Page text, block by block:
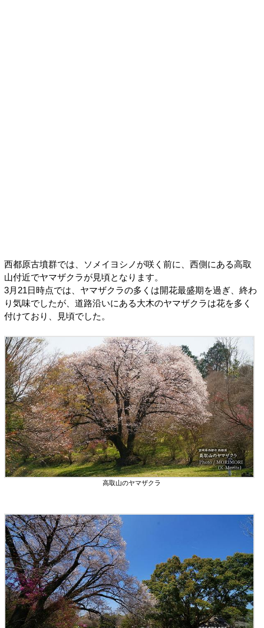
西都原古墳群では、ソメイヨシノが咲く前に、西側にある高取
山付近でヤマザクラが見頃となります。
3月21日時点では、ヤマザクラの多くは開花最盛期を過ぎ、終わ
り気味でしたが、道路沿いにある大木のヤマザクラは花を多く
付けており、見頃でした。
高取山のヤマザクラ